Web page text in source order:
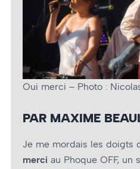
Oui merci – Photo :
PAR MAXIME
Je me mordais les doigts
merci au Phoque OFF, un